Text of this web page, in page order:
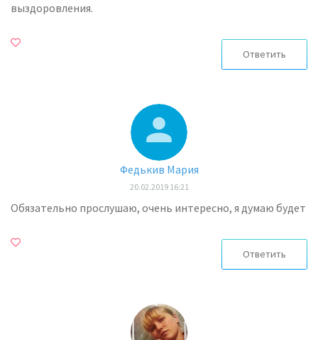
выздоровления.
Ответить
Федькив Мария
20.02.2019 16:21
Обязательно прослушаю, очень интересно, я думаю будет
Ответить